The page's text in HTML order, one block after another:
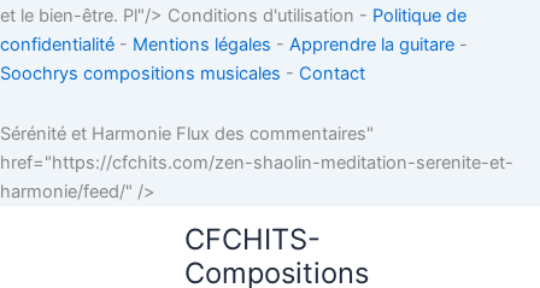
et le bien-être. Pl"/> Conditions d'utilisation - Politique de
confidentialité - Mentions légales - Apprendre la guitare -
Soochrys compositions musicales - Contact
Sérénité et Harmonie Flux des commentaires"
href="https://cfchits.com/zen-shaolin-meditation-serenite-et-
harmonie/feed/" />
contenu
CFCHITS-
Compositions